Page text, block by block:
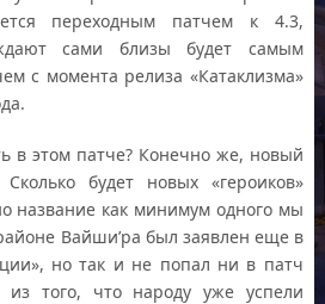
переходным патчем к 4.3,
сами близы будет самым
с момента релиза «Катаклизма»
в этом патче? Конечно же, новый
будет новых «героиков»
название как минимум одного мы
Вайши’ра был заявлен еще в
но так и не попал ни в патч
того, что народу уже успели